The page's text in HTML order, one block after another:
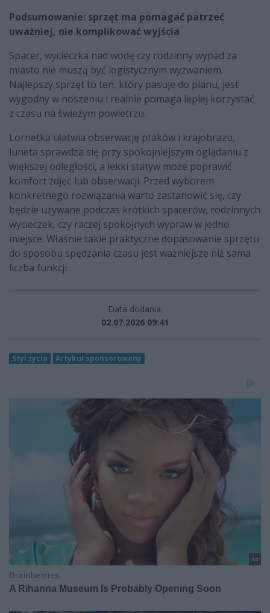
Podsumowanie: sprzęt ma pomagać patrzeć
uważniej, nie komplikować wyjścia
Spacer, wycieczka nad wodę czy rodzinny wypad za
miasto nie muszą być logistycznym wyzwaniem.
Najlepszy sprzęt to ten, który pasuje do planu, jest
wygodny w noszeniu i realnie pomaga lepiej korzystać
z czasu na świeżym powietrzu.
Lornetka ułatwia obserwację ptaków i krajobrazu,
luneta sprawdza się przy spokojniejszym oglądaniu z
większej odległości, a lekki statyw może poprawić
komfort zdjęć lub obserwacji. Przed wyborem
konkretnego rozwiązania warto zastanowić się, czy
będzie używane podczas krótkich spacerów, rodzinnych
wycieczek, czy raczej spokojnych wypraw w jedno
miejsce. Właśnie takie praktyczne dopasowanie sprzętu
do sposobu spędzania czasu jest ważniejsze niż sama
liczba funkcji.
Data dodania:
02.07.2026 09:41
Styl życia Artykuł sponsorowany